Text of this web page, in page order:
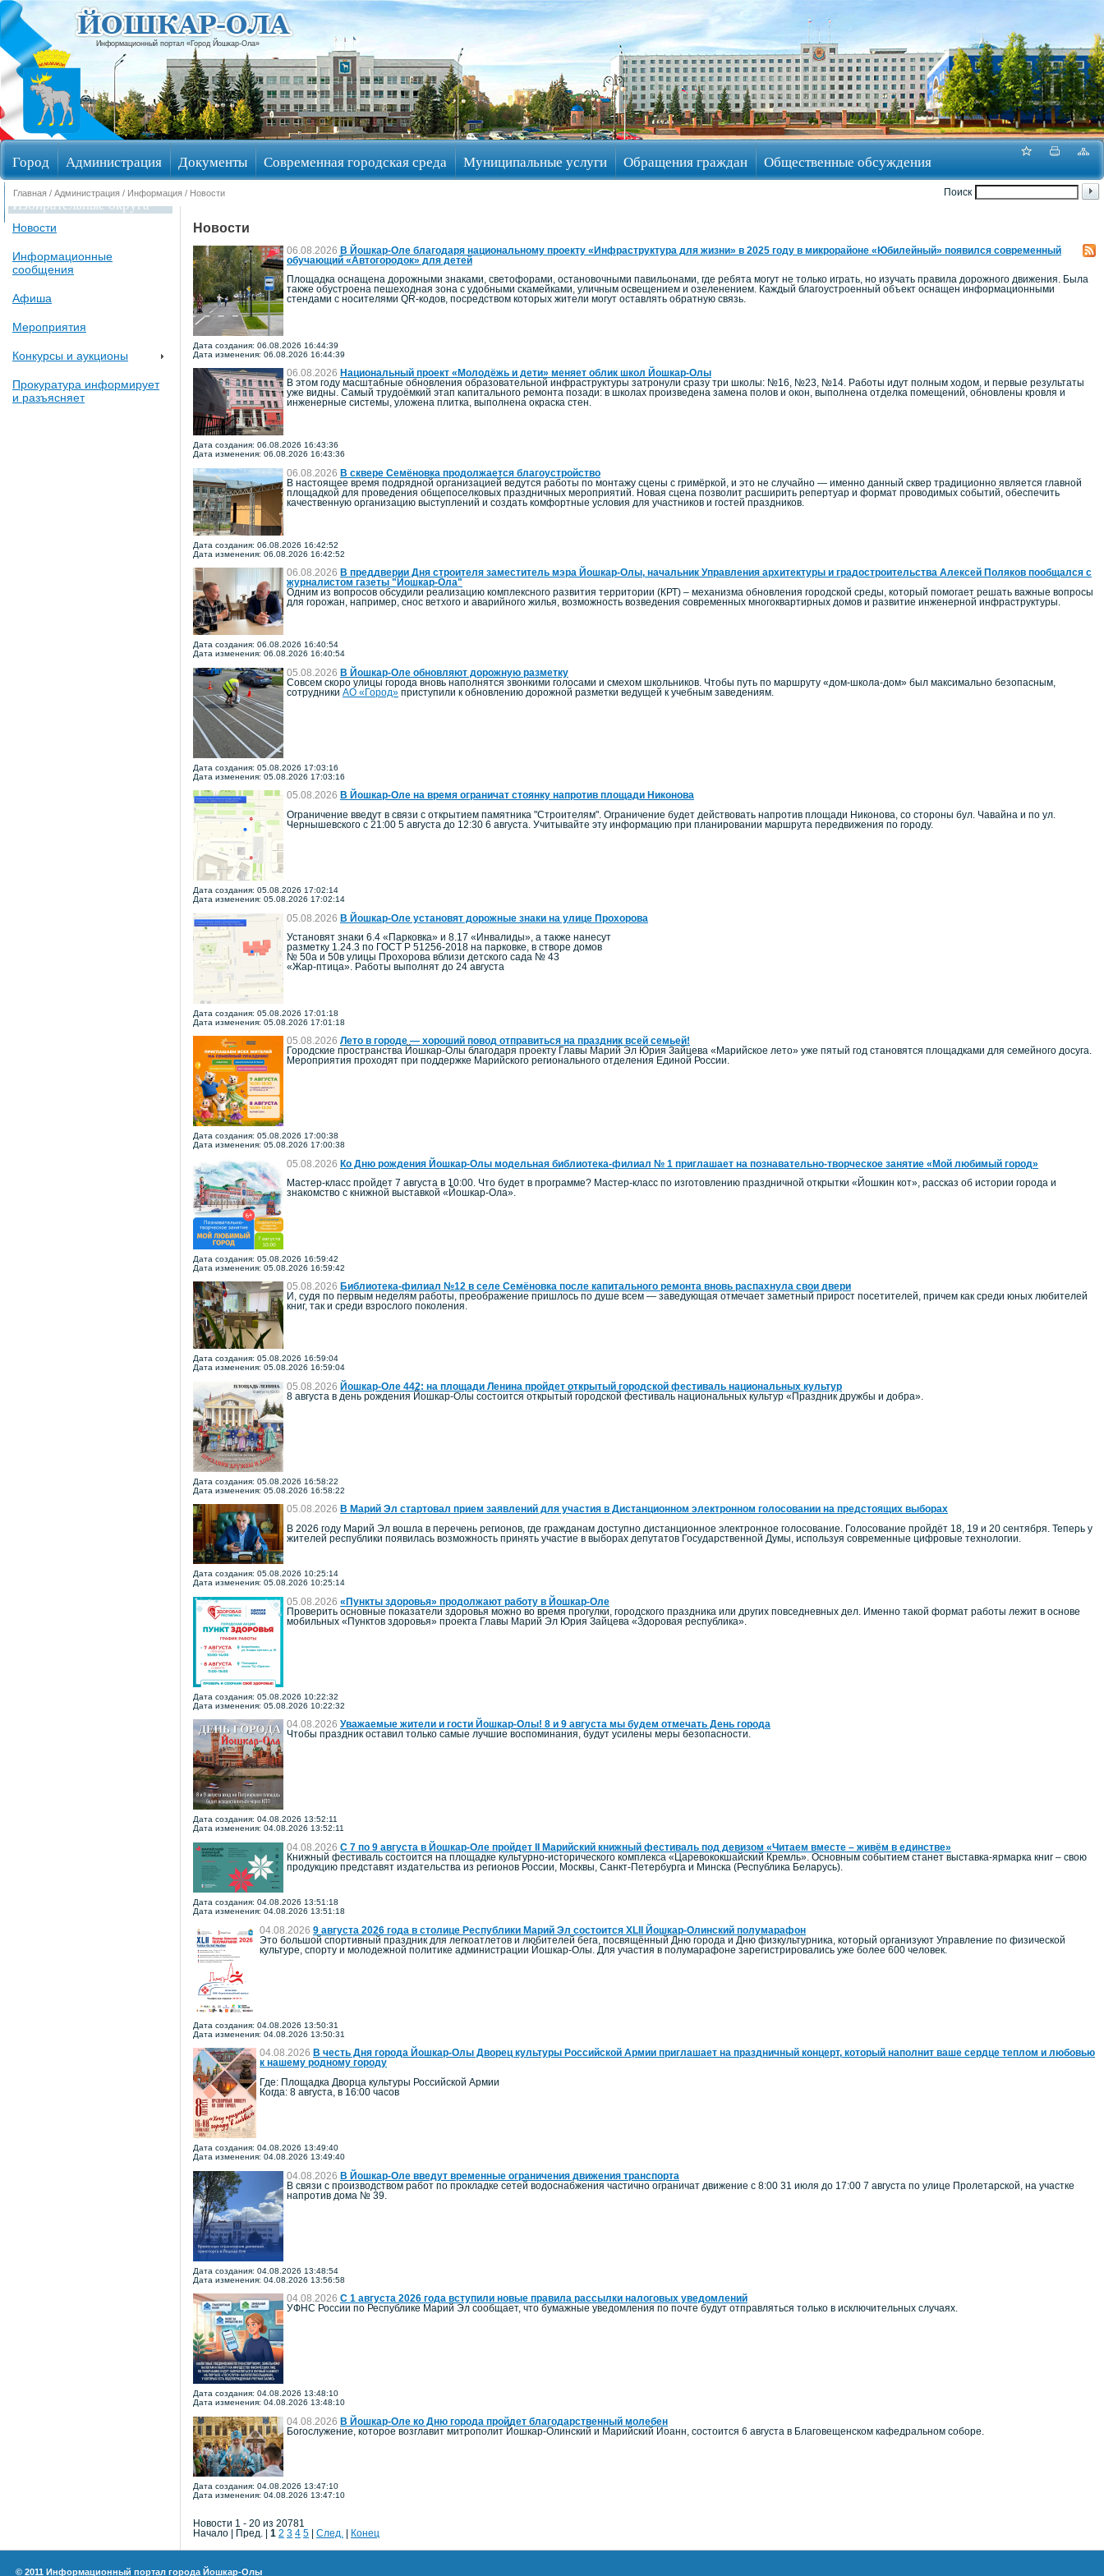
Информационный портал «Город Йошкар-Ола»
Город Администрация Документы Современная городская среда Муниципальные услуги Обращения граждан Общественные обсуждения
Избирательные округа
Поиск
Главная / Администрация / Информация / Новости
Новости
Информационные
сообщения
Афиша
Мероприятия
Конкурсы и аукционы
Прокуратура информирует
и разъясняет
Новости
06.08.2026 В Йошкар-Оле благодаря национальному проекту «Инфраструктура для жизни» в 2025 году в микрорайоне «Юбилейный» появился современный
обучающий «Автогородок» для детей
Площадка оснащена дорожными знаками, светофорами, остановочными павильонами, где ребята могут не только играть, но изучать правила дорожного движения. Была
также обустроена пешеходная зона с удобными скамейками, уличным освещением и озеленением. Каждый благоустроенный объект оснащен информационными
стендами с носителями QR-кодов, посредством которых жители могут оставлять обратную связь.
Дата создания: 06.08.2026 16:44:39
Дата изменения: 06.08.2026 16:44:39
06.08.2026 Национальный проект «Молодёжь и дети» меняет облик школ Йошкар-Олы
В этом году масштабные обновления образовательной инфраструктуры затронули сразу три школы: №16, №23, №14. Работы идут полным ходом, и первые результаты
уже видны. Самый трудоёмкий этап капитального ремонта позади: в школах произведена замена полов и окон, выполнена отделка помещений, обновлены кровля и
инженерные системы, уложена плитка, выполнена окраска стен.
Дата создания: 06.08.2026 16:43:36
Дата изменения: 06.08.2026 16:43:36
06.08.2026 В сквере Семёновка продолжается благоустройство
В настоящее время подрядной организацией ведутся работы по монтажу сцены с гримёркой, и это не случайно — именно данный сквер традиционно является главной
площадкой для проведения общепоселковых праздничных мероприятий. Новая сцена позволит расширить репертуар и формат проводимых событий, обеспечить
качественную организацию выступлений и создать комфортные условия для участников и гостей праздников.
Дата создания: 06.08.2026 16:42:52
Дата изменения: 06.08.2026 16:42:52
06.08.2026 В преддверии Дня строителя заместитель мэра Йошкар-Олы, начальник Управления архитектуры и градостроительства Алексей Поляков пообщался с
журналистом газеты "Йошкар-Ола"
Одним из вопросов обсудили реализацию комплексного развития территории (КРТ) – механизма обновления городской среды, который помогает решать важные вопросы
для горожан, например, снос ветхого и аварийного жилья, возможность возведения современных многоквартирных домов и развитие инженерной инфраструктуры.
Дата создания: 06.08.2026 16:40:54
Дата изменения: 06.08.2026 16:40:54
05.08.2026 В Йошкар-Оле обновляют дорожную разметку
Совсем скоро улицы города вновь наполнятся звонкими голосами и смехом школьников. Чтобы путь по маршруту «дом-школа-дом» был максимально безопасным,
сотрудники АО «Город» приступили к обновлению дорожной разметки ведущей к учебным заведениям.
Дата создания: 05.08.2026 17:03:16
Дата изменения: 05.08.2026 17:03:16
05.08.2026 В Йошкар-Оле на время ограничат стоянку напротив площади Никонова
Ограничение введут в связи с открытием памятника "Строителям". Ограничение будет действовать напротив площади Никонова, со стороны бул. Чавайна и по ул.
Чернышевского с 21:00 5 августа до 12:30 6 августа. Учитывайте эту информацию при планировании маршрута передвижения по городу.
Дата создания: 05.08.2026 17:02:14
Дата изменения: 05.08.2026 17:02:14
05.08.2026 В Йошкар-Оле установят дорожные знаки на улице Прохорова
Установят знаки 6.4 «Парковка» и 8.17 «Инвалиды», а также нанесут
разметку 1.24.3 по ГОСТ Р 51256-2018 на парковке, в створе домов
№ 50а и 50в улицы Прохорова вблизи детского сада № 43
«Жар-птица». Работы выполнят до 24 августа
Дата создания: 05.08.2026 17:01:18
Дата изменения: 05.08.2026 17:01:18
05.08.2026 Лето в городе — хороший повод отправиться на праздник всей семьей!
Городские пространства Йошкар-Олы благодаря проекту Главы Марий Эл Юрия Зайцева «Марийское лето» уже пятый год становятся площадками для семейного досуга.
Мероприятия проходят при поддержке Марийского регионального отделения Единой России.
Дата создания: 05.08.2026 17:00:38
Дата изменения: 05.08.2026 17:00:38
05.08.2026 Ко Дню рождения Йошкар-Олы модельная библиотека-филиал № 1 приглашает на познавательно-творческое занятие «Мой любимый город»
Мастер-класс пройдет 7 августа в 10:00. Что будет в программе? Мастер-класс по изготовлению праздничной открытки «Йошкин кот», рассказ об истории города и
знакомство с книжной выставкой «Йошкар-Ола».
Дата создания: 05.08.2026 16:59:42
Дата изменения: 05.08.2026 16:59:42
05.08.2026 Библиотека-филиал №12 в селе Семёновка после капитального ремонта вновь распахнула свои двери
И, судя по первым неделям работы, преображение пришлось по душе всем — заведующая отмечает заметный прирост посетителей, причем как среди юных любителей
книг, так и среди взрослого поколения.
Дата создания: 05.08.2026 16:59:04
Дата изменения: 05.08.2026 16:59:04
05.08.2026 Йошкар-Оле 442: на площади Ленина пройдет открытый городской фестиваль национальных культур
8 августа в день рождения Йошкар-Олы состоится открытый городской фестиваль национальных культур «Праздник дружбы и добра».
Дата создания: 05.08.2026 16:58:22
Дата изменения: 05.08.2026 16:58:22
05.08.2026 В Марий Эл стартовал прием заявлений для участия в Дистанционном электронном голосовании на предстоящих выборах
В 2026 году Марий Эл вошла в перечень регионов, где гражданам доступно дистанционное электронное голосование. Голосование пройдёт 18, 19 и 20 сентября. Теперь у
жителей республики появилась возможность принять участие в выборах депутатов Государственной Думы, используя современные цифровые технологии.
Дата создания: 05.08.2026 10:25:14
Дата изменения: 05.08.2026 10:25:14
05.08.2026 «Пункты здоровья» продолжают работу в Йошкар-Оле
Проверить основные показатели здоровья можно во время прогулки, городского праздника или других повседневных дел. Именно такой формат работы лежит в основе
мобильных «Пунктов здоровья» проекта Главы Марий Эл Юрия Зайцева «Здоровая республика».
Дата создания: 05.08.2026 10:22:32
Дата изменения: 05.08.2026 10:22:32
04.08.2026 Уважаемые жители и гости Йошкар-Олы! 8 и 9 августа мы будем отмечать День города
Чтобы праздник оставил только самые лучшие воспоминания, будут усилены меры безопасности.
Дата создания: 04.08.2026 13:52:11
Дата изменения: 04.08.2026 13:52:11
04.08.2026 С 7 по 9 августа в Йошкар-Оле пройдет II Марийский книжный фестиваль под девизом «Читаем вместе – живём в единстве»
Книжный фестиваль состоится на площадке культурно-исторического комплекса «Царевококшайский Кремль». Основным событием станет выставка-ярмарка книг – свою
продукцию представят издательства из регионов России, Москвы, Санкт-Петербурга и Минска (Республика Беларусь).
Дата создания: 04.08.2026 13:51:18
Дата изменения: 04.08.2026 13:51:18
04.08.2026 9 августа 2026 года в столице Республики Марий Эл состоится XLII Йошкар-Олинский полумарафон
Это большой спортивный праздник для легкоатлетов и любителей бега, посвящённый Дню города и Дню физкультурника, который организуют Управление по физической
культуре, спорту и молодежной политике администрации Йошкар-Олы. Для участия в полумарафоне зарегистрировались уже более 600 человек.
Дата создания: 04.08.2026 13:50:31
Дата изменения: 04.08.2026 13:50:31
04.08.2026 В честь Дня города Йошкар-Олы Дворец культуры Российской Армии приглашает на праздничный концерт, который наполнит ваше сердце теплом и любовью
к нашему родному городу
Где: Площадка Дворца культуры Российской Армии
Когда: 8 августа, в 16:00 часов
Дата создания: 04.08.2026 13:49:40
Дата изменения: 04.08.2026 13:49:40
04.08.2026 В Йошкар-Оле введут временные ограничения движения транспорта
В связи с производством работ по прокладке сетей водоснабжения частично ограничат движение с 8:00 31 июля до 17:00 7 августа по улице Пролетарской, на участке
напротив дома № 39.
Дата создания: 04.08.2026 13:48:54
Дата изменения: 04.08.2026 13:56:58
04.08.2026 С 1 августа 2026 года вступили новые правила рассылки налоговых уведомлений
УФНС России по Республике Марий Эл сообщает, что бумажные уведомления по почте будут отправляться только в исключительных случаях.
Дата создания: 04.08.2026 13:48:10
Дата изменения: 04.08.2026 13:48:10
04.08.2026 В Йошкар-Оле ко Дню города пройдет благодарственный молебен
Богослужение, которое возглавит митрополит Йошкар-Олинский и Марийский Иоанн, состоится 6 августа в Благовещенском кафедральном соборе.
Дата создания: 04.08.2026 13:47:10
Дата изменения: 04.08.2026 13:47:10
Новости 1 - 20 из 20781
Начало | Пред. | 1 2 3 4 5 След. Конец
© 2011 Информационный портал города Йошкар-Олы